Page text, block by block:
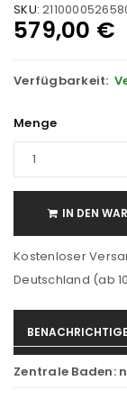
SKU:
579,00 €
Verfügbarkeit:
Menge
IN DEN
Kostenloser
Deutschland (ab
Zentrale Baden: